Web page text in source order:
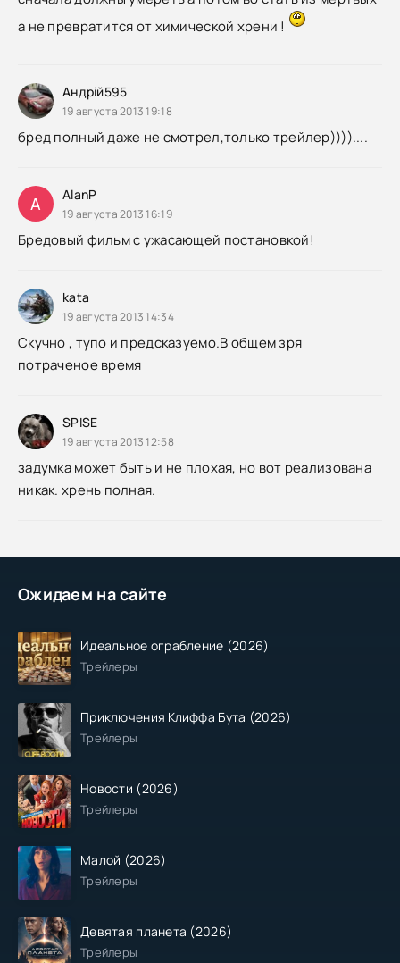
Ожидаем на сайте
Идеальное ограбление (2026)
Трейлеры
Приключения Клиффа Бута (2026)
Трейлеры
Новости (2026)
Трейлеры
Малой (2026)
Трейлеры
Девятая планета (2026)
Трейлеры
а не превратится от химической хрени !
Андрій595
19 августа 2013 19:18
бред полный даже не смотрел,только трейлер))))....
A AlanP
19 августа 2013 16:19
Бредовый фильм с ужасающей постановкой!
kata
19 августа 2013 14:34
Скучно , тупо и предсказуемо.В общем зря
потраченое время
SPISE
19 августа 2013 12:58
задумка может быть и не плохая, но вот реализована
никак. хрень полная.